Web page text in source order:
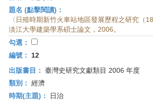
題名 (點擊閱讀)：
〈日殖時期新竹火車站地區發展歷程之研究（
淡江大學建築學系碩士論文，2006。
勾選：
編號：
12
出版書目： 臺灣史研究文獻類目 2006 年度
類別： 經濟
時期(主題)：
日治